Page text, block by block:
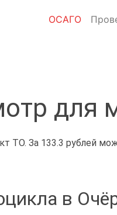
ОСАГО
для
ТО. За 133.3 рублей
в